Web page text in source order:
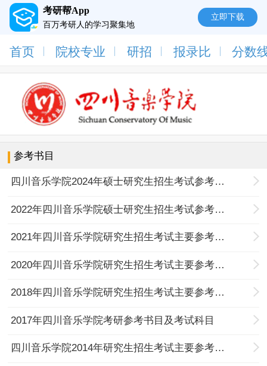
考研帮App
百万考研人的学习聚集地
立即下载
首页 院校专业 研招 报录比 分数
参考书目
四川音乐学院2024年硕士研究生招生考试参考书目
2022年四川音乐学院硕士研究生招生考试参考书目
2021年四川音乐学院研究生招生考试主要参考书目
2020年四川音乐学院研究生招生考试主要参考书目
2018年四川音乐学院研究生招生考试主要参考书目
2017年四川音乐学院考研参考书目及考试科目
四川音乐学院2014年研究生招生考试主要参考书目